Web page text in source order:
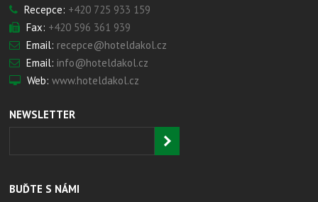
Recepce: +420 725 933 159
Fax: +420 596 361 939
Email: recepce@hoteldakol.cz
Email: info@hoteldakol.cz
Web: www.hoteldakol.cz
NEWSLETTER
BUĎTE S NÁMI